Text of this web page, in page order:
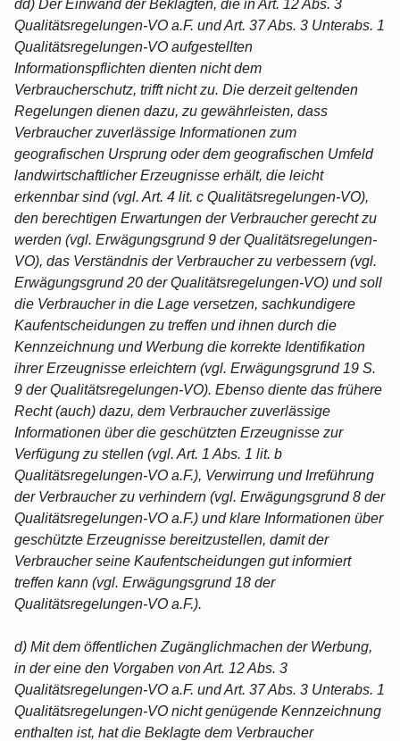
dd) Der Einwand der Beklagten, die in Art. 12 Abs. 3
Qualitätsregelungen-VO a.F. und Art. 37 Abs. 3 Unterabs. 1
Qualitätsregelungen-VO aufgestellten
Informationspflichten dienten nicht dem
Verbraucherschutz, trifft nicht zu. Die derzeit geltenden
Regelungen dienen dazu, zu gewährleisten, dass
Verbraucher zuverlässige Informationen zum
geografischen Ursprung oder dem geografischen Umfeld
landwirtschaftlicher Erzeugnisse erhält, die leicht
erkennbar sind (vgl. Art. 4 lit. c Qualitätsregelungen-VO),
den berechtigen Erwartungen der Verbraucher gerecht zu
werden (vgl. Erwägungsgrund 9 der Qualitätsregelungen-
VO), das Verständnis der Verbraucher zu verbessern (vgl.
Erwägungsgrund 20 der Qualitätsregelungen-VO) und soll
die Verbraucher in die Lage versetzen, sachkundigere
Kaufentscheidungen zu treffen und ihnen durch die
Kennzeichnung und Werbung die korrekte Identifikation
ihrer Erzeugnisse erleichtern (vgl. Erwägungsgrund 19 S.
9 der Qualitätsregelungen-VO). Ebenso diente das frühere
Recht (auch) dazu, dem Verbraucher zuverlässige
Informationen über die geschützten Erzeugnisse zur
Verfügung zu stellen (vgl. Art. 1 Abs. 1 lit. b
Qualitätsregelungen-VO a.F.), Verwirrung und Irreführung
der Verbraucher zu verhindern (vgl. Erwägungsgrund 8 der
Qualitätsregelungen-VO a.F.) und klare Informationen über
geschützte Erzeugnisse bereitzustellen, damit der
Verbraucher seine Kaufentscheidungen gut informiert
treffen kann (vgl. Erwägungsgrund 18 der
Qualitätsregelungen-VO a.F.).
d) Mit dem öffentlichen Zugänglichmachen der Werbung,
in der eine den Vorgaben von Art. 12 Abs. 3
Qualitätsregelungen-VO a.F. und Art. 37 Abs. 3 Unterabs. 1
Qualitätsregelungen-VO nicht genügende Kennzeichnung
enthalten ist, hat die Beklagte dem Verbraucher